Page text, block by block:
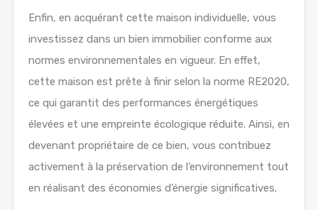
Enfin, en acquérant cette maison individuelle, vous
investissez dans un bien immobilier conforme aux
normes environnementales en vigueur. En effet,
cette maison est prête à finir selon la norme RE2020,
ce qui garantit des performances énergétiques
élevées et une empreinte écologique réduite. Ainsi, en
devenant propriétaire de ce bien, vous contribuez
activement à la préservation de l’environnement tout
en réalisant des économies d’énergie significatives.